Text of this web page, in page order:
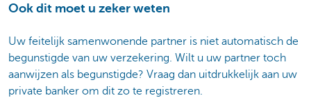
Ook dit moet u zeker weten
Uw feitelijk samenwonende partner is niet automatisch de
begunstigde van uw verzekering. Wilt u uw partner toch
aanwijzen als begunstigde? Vraag dan uitdrukkelijk aan uw
private banker om dit zo te registreren.